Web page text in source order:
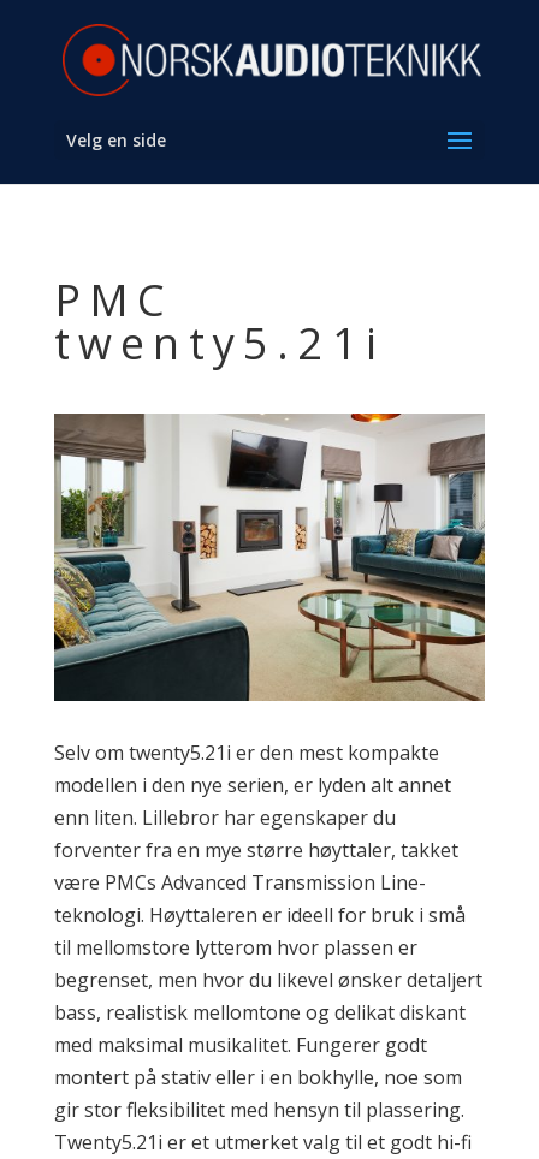
Velg en side
PMC
twenty5.21i
Selv om twenty5.21i er den mest kompakte
modellen i den nye serien, er lyden alt annet
enn liten. Lillebror har egenskaper du
forventer fra en mye større høyttaler, takket
være PMCs Advanced Transmission Line-
teknologi. Høyttaleren er ideell for bruk i små
til mellomstore lytterom hvor plassen er
begrenset, men hvor du likevel ønsker detaljert
bass, realistisk mellomtone og delikat diskant
med maksimal musikalitet. Fungerer godt
montert på stativ eller i en bokhylle, noe som
gir stor fleksibilitet med hensyn til plassering.
Twenty5.21i er et utmerket valg til et godt hi-fi